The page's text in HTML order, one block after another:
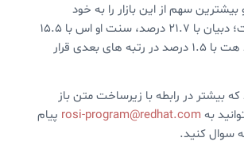
بیشترین سهم از این بازار را به خود
اختصاص داده است؛ دبیان با ۲۱.۷ درصد، سنت او اس با ۱۵.۵
درصد و در ادامه رد هت با ۱.۵ درصد در رتبه های بعدی قرار
بیشتر در رابطه با زیرساخت متن باز
rosi-program@redhat.com پیام
سوال کنید.